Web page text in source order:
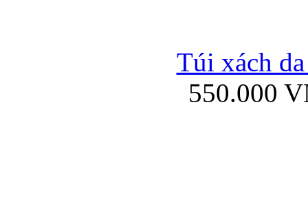
Túi xách
550.000